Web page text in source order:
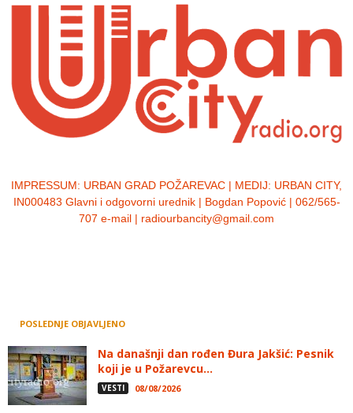
IMPRESSUM: URBAN GRAD POŽAREVAC | MEDIJ: URBAN CITY,
IN000483 Glavni i odgovorni urednik | Bogdan Popović | 062/565-
707 e-mail | radiourbancity@gmail.com
POSLEDNJE OBJAVLJENO
Na današnji dan rođen Đura Jakšić: Pesnik
koji je u Požarevcu...
VESTI 08/08/2026